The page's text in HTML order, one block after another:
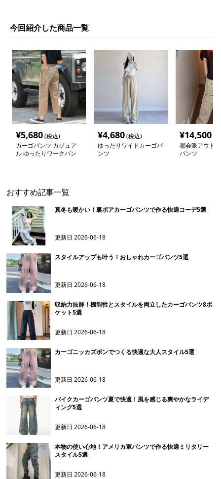
今回紹介した商品一覧
¥5,680(税込)
カーゴパンツ カジュア
ル ゆったりワークパン
¥4,680(税込)
ゆったりワイドカーゴパ
ンツ
¥14,500
都会派アウト
パンツ
おすすめ記事一覧
真冬も暖かい！裏ボアカーゴパンツで作る快適コーデ5選
更新日2026-06-18
スタイルアップも叶う！おしゃれカーゴパンツ5選
更新日2026-06-18
収納力抜群！機能性とスタイルを両立したカーゴパンツ8ポ
ケット5選
更新日2026-06-18
カーゴニッカズボンでつくる快適な大人スタイル5選
更新日2026-06-18
バイクカーゴパンツ夏で快適！風を感じる爽やかなライデ
ィング5選
更新日2026-06-18
本物の使い心地！アメリカ軍パンツで作る快適ミリタリー
スタイル5選
更新日2026-06-18